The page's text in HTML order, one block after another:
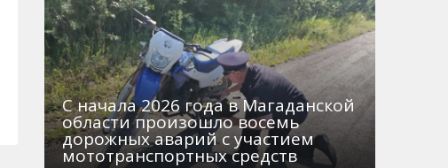
С начала 2026 года в Магаданской
области произошло восемь
дорожных аварий с участием
мототранспортных средств